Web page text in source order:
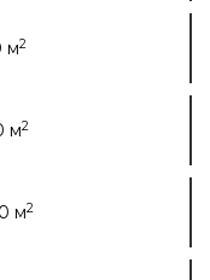
м2
м2
м2